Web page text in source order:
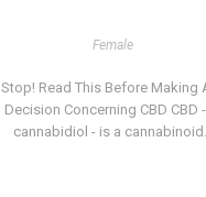
Female
Stop! Read This Before Making
Decision Concerning CBD CBD
cannabidiol - is a